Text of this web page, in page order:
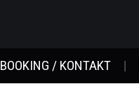
BOOKING / KONTAKT